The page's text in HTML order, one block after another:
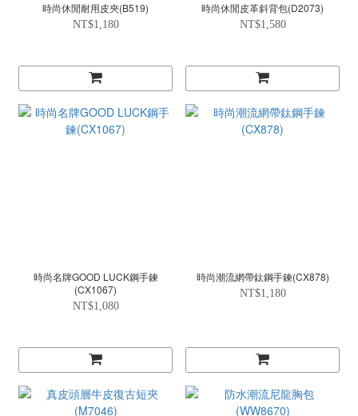
時尚休閒耐用皮夾(B519)
NT$1,180
時尚休閒皮革斜背包(D2073)
NT$1,580
時尚名牌GOOD LUCK鋼手鍊
(CX1067)
NT$1,080
時尚潮流網帶鈦鋼手鍊(CX878)
NT$1,180